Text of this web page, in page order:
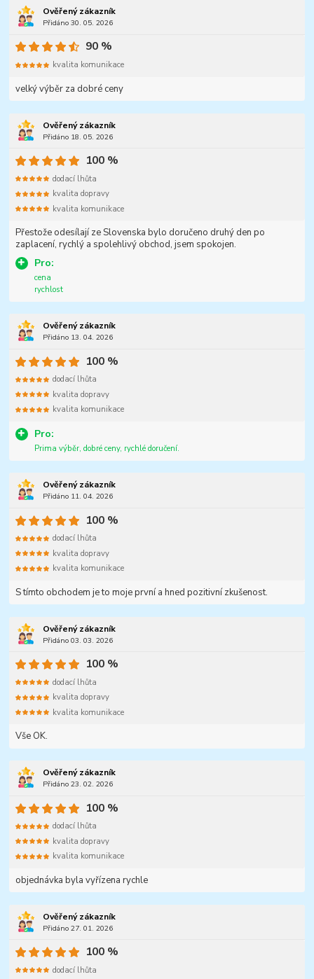
Ověřený zákazník
Přidáno 30. 05. 2026
velký výběr za dobré ceny
90 %
kvalita komunikace
Ověřený zákazník
Přidáno 18. 05. 2026
Přestože odesílají ze Slovenska bylo doručeno druhý den po
zaplacení, rychlý a spolehlivý obchod, jsem spokojen.
Pro:
cena
rychlost
100 %
dodací lhůta
kvalita dopravy
kvalita komunikace
Ověřený zákazník
Přidáno 13. 04. 2026
Pro:
Prima výběr, dobré ceny, rychlé doručení.
100 %
dodací lhůta
kvalita dopravy
kvalita komunikace
Ověřený zákazník
Přidáno 11. 04. 2026
S tímto obchodem je to moje první a hned pozitivní zkušenost.
100 %
dodací lhůta
kvalita dopravy
kvalita komunikace
Ověřený zákazník
Přidáno 03. 03. 2026
Vše OK.
100 %
dodací lhůta
kvalita dopravy
kvalita komunikace
Ověřený zákazník
Přidáno 23. 02. 2026
objednávka byla vyřízena rychle
100 %
dodací lhůta
kvalita dopravy
kvalita komunikace
Ověřený zákazník
Přidáno 27. 01. 2026
100 %
dodací lhůta